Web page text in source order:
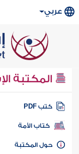
عربي
المكتبة
كتب PDF
كتاب الأمة